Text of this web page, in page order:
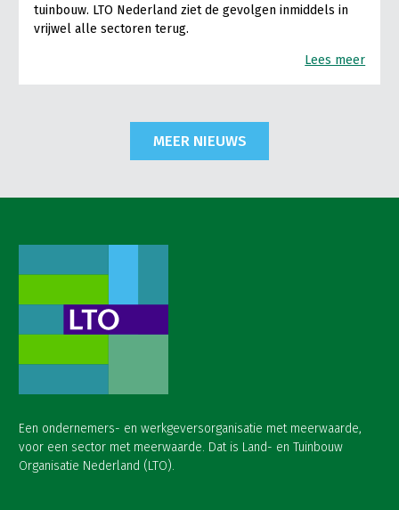
tuinbouw. LTO Nederland ziet de gevolgen inmiddels in
vrijwel alle sectoren terug.
Lees meer
MEER NIEUWS
Een ondernemers- en werkgeversorganisatie met meerwaarde,
voor een sector met meerwaarde. Dat is Land- en Tuinbouw
Organisatie Nederland (LTO).